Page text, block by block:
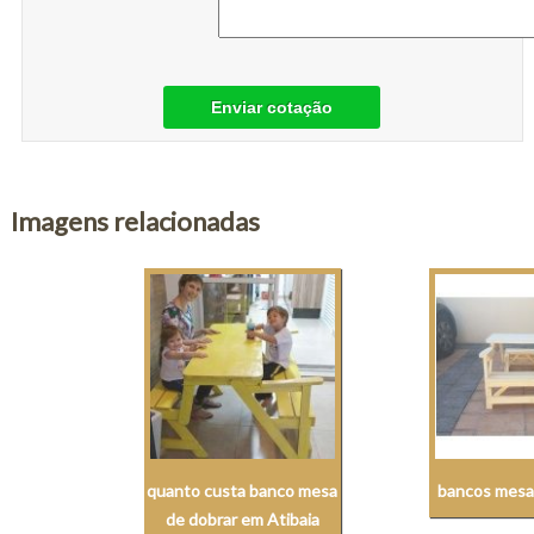
Enviar cotação
Imagens relacionadas
quanto custa banco mesa
de dobrar em Atibaia
bancos